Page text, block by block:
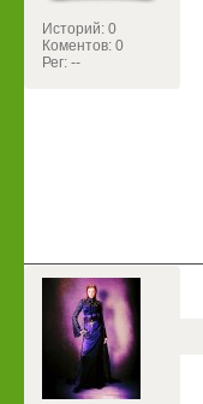
Историй: 0
Коментов: 0
Рег: --